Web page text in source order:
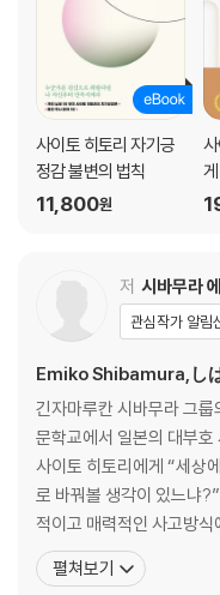
누구나 실천할 수 있는 그릇
나를 비우는 그릇 · 152
아집을 비우는 그릇 · 163
행복을 추구하는 그릇 · 180
스스로 단련하는 그릇 · 194
긍정적인 그릇 · 200
주변 사람들을 기쁘게 하는 그
마치며
상대에게 꽃을 안겨주세요:
사이토 히토리 자기긍
정감 불변의 법칙
11,800원
저 시바무라
관심작가 알림
Emiko Shibamura,し
긴자마루칸 시바무라 그룹
문학교에서 일본의 대부호
사이토 히토리에게 “세상
로 바꿔볼 생각이 있느냐
적이고 매력적인 사고방
마루칸 지점을 열었다. 그
총괄했다. 사이토 히토리
펼쳐보기